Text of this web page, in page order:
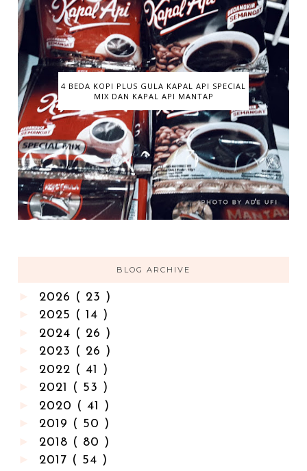
4 BEDA KOPI PLUS GULA KAPAL API SPECIAL
MIX DAN KAPAL API MANTAP
BLOG ARCHIVE
2026 ( 23 )
2025 ( 14 )
2024 ( 26 )
2023 ( 26 )
2022 ( 41 )
2021 ( 53 )
2020 ( 41 )
2019 ( 50 )
2018 ( 80 )
2017 ( 54 )